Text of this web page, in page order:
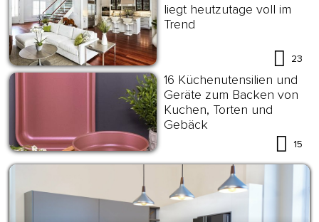
liegt heutzutage voll im
Trend
23
16 Küchenutensilien und
Geräte zum Backen von
Kuchen, Torten und
Gebäck
15